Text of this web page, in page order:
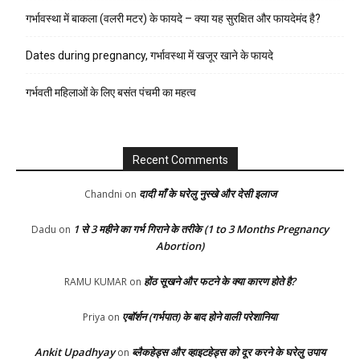
गर्भावस्था में बाकला (वलरी मटर) के फायदे – क्या यह सुरक्षित और फायदेमंद है?
Dates during pregnancy, गर्भावस्था में खजूर खाने के फायदे
गर्भवती महिलाओं के लिए बसंत पंचमी का महत्व
Recent Comments
Chandni on दादी माँ के घरेलु नुस्खे और देसी इलाज
Dadu on 1 से 3 महीने का गर्भ गिराने के तरीके (1 to 3 Months Pregnancy
Abortion)
RAMU KUMAR on होंठ सूखने और फटने के क्या कारण होते है?
Priya on एबॉर्शन (गर्भपात) के बाद होने वाली परेशानिया
Ankit Upadhyayon ब्लैकहेड्स और व्हाइटहेड्स को दूर करने के घरेलु उपाय